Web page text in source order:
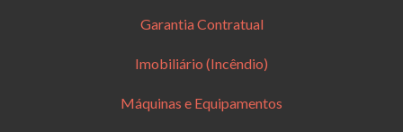
Garantia Contratual
Imobiliário (Incêndio)
Máquinas e Equipamentos